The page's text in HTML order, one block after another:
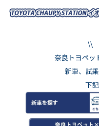
\\
奈良トヨペ
新車、試
下